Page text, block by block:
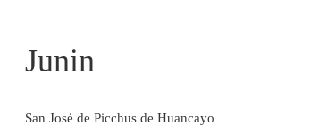
Junin
San José de Picchus de Huancayo